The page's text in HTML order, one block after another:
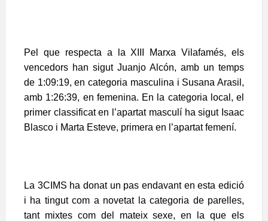
Pel que respecta a la XIII Marxa Vilafamés, els
vencedors han sigut Juanjo Alcón, amb un temps
de 1:09:19, en categoria masculina i Susana Arasil,
amb 1:26:39, en femenina. En la categoria local, el
primer classificat en l’apartat masculí ha sigut Isaac
Blasco i Marta Esteve, primera en l’apartat femení.
La 3CIMS ha donat un pas endavant en esta edició
i ha tingut com a novetat la categoria de parelles,
tant mixtes com del mateix sexe, en la que els